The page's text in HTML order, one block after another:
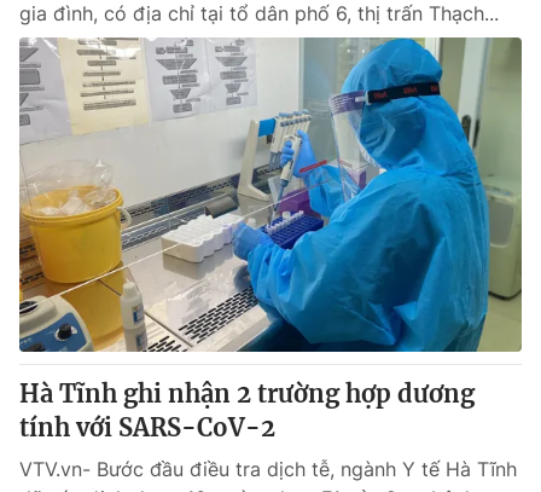
gia đình, có địa chỉ tại tổ dân phố 6, thị trấn Thạch...
Hà Tĩnh ghi nhận 2 trường hợp dương
tính với SARS-CoV-2
VTV.vn- Bước đầu điều tra dịch tễ, ngành Y tế Hà Tĩnh